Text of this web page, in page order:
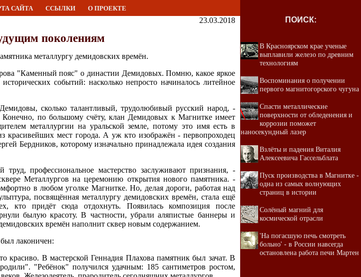
САЙТА ССЫЛКИ О ПРОЕКТЕ
23.03.2018
поколениям
металлургу демидовских времён.
"Каменный пояс" о династии Демидовых. Помню, какое яркое
событий: насколько непросто начиналось литейное
сколько талантливый, трудолюбивый русский народ, -
Конечно, по большому счёту, клан Демидовых к Магнитке имеет
металлургии на уральской земле, потому это имя есть в
красивейших мест города. А уж кто изображён - первопроходец
Бердников, которому изначально принадлежала идея создания
профессиональное мастерство заслуживают признания, -
Металлургов на церемонию открытия нового памятника. -
в любом уголке Магнитке. Но, делая дороги, работая над
посвящённая металлургу демидовских времён, стала ещё
кто придёт сюда отдохнуть. Появилась композиция после
былую красоту. В частности, убрали аляпистые баннеры и
времён наполнит сквер новым содержанием.
лаконичен:
красиво. В мастерской Геннадия Плахова памятник был зачат. В
"Ребёнок" получился удачным: 185 сантиметров ростом,
ПОИСК:
В Красноярском крае ученые
выплавили железо по древним
технологиям
Воспоминания о получении
первого магнитогорского чугуна
Спасти металлические
поверхности от обледенения и
коррозии поможет
наносекундный лазер
Взлёты и падения Виталия
Алексеевича Гассельблата
Пуск производства в Магнитке -
одна из самых волнующих
страниц в истории
Солёный магний для
космической отрасли
'На погасшую печь смотреть
больно' - в России навсегда
остановлена работа печи Мартен